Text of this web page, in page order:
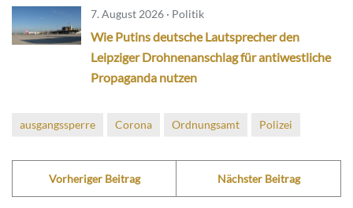
7. August 2026 · Politik
Wie Putins deutsche Lautsprecher den
Leipziger Drohnenanschlag für antiwestliche
Propaganda nutzen
ausgangssperre Corona Ordnungsamt Polizei
Vorheriger Beitrag Nächster Beitrag